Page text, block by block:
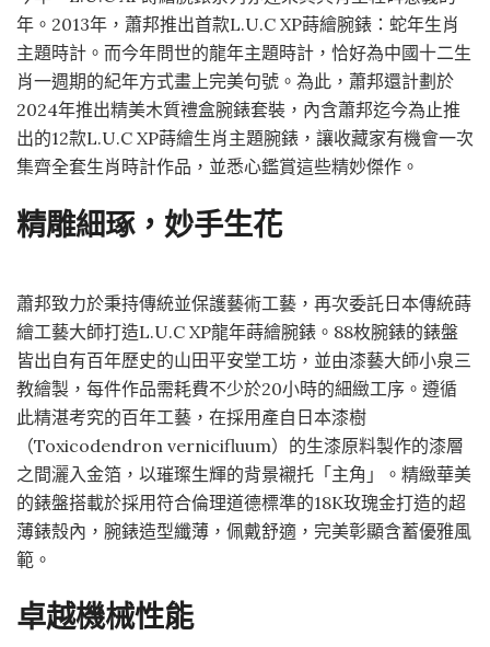
年。2013年，蕭邦推出首款L.U.C XP蒔繪腕錶：蛇年生肖
主題時計。而今年問世的龍年主題時計，恰好為中國十二生
肖一週期的紀年方式畫上完美句號。為此，蕭邦還計劃於
2024年推出精美木質禮盒腕錶套裝，內含蕭邦迄今為止推
出的12款L.U.C XP蒔繪生肖主題腕錶，讓收藏家有機會一次
集齊全套生肖時計作品，並悉心鑑賞這些精妙傑作。
精雕細琢，妙手生花
蕭邦致力於秉持傳統並保護藝術工藝，再次委託日本傳統蒔
繪工藝大師打造L.U.C XP龍年蒔繪腕錶。88枚腕錶的錶盤
皆出自有百年歷史的山田平安堂工坊，並由漆藝大師小泉三
教繪製，每件作品需耗費不少於20小時的細緻工序。遵循
此精湛考究的百年工藝，在採用產自日本漆樹
（Toxicodendron vernicifluum）的生漆原料製作的漆層
之間灑入金箔，以璀璨生輝的背景襯托「主角」。精緻華美
的錶盤搭載於採用符合倫理道德標準的18K玫瑰金打造的超
薄錶殼內，腕錶造型纖薄，佩戴舒適，完美彰顯含蓄優雅風
範。
卓越機械性能